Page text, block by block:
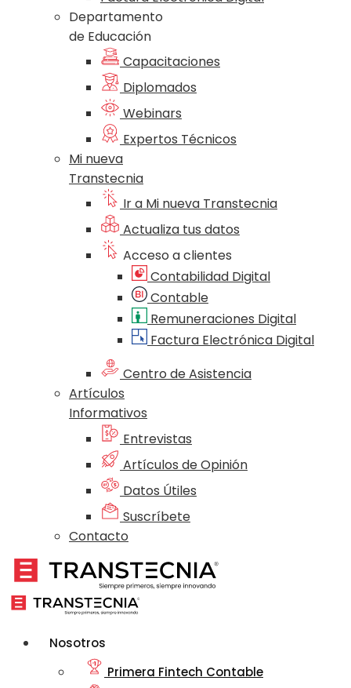
Departamento
de Educación
Capacitaciones
Diplomados
Webinars
Expertos Técnicos
Mi nueva
Transtecnia
Ir a Mi nueva Transtecnia
Actualiza tus datos
Acceso a clientes
Contabilidad Digital
Contable
Remuneraciones Digital
Factura Electrónica Digital
Centro de Asistencia
Artículos
Informativos
Entrevistas
Artículos de Opinión
Datos Útiles
Suscríbete
Contacto
Nosotros
Primera Fintech Contable